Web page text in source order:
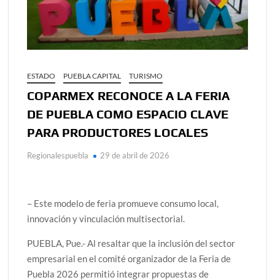
ESTADO PUEBLA CAPITAL TURISMO
COPARMEX RECONOCE A LA FERIA
DE PUEBLA COMO ESPACIO CLAVE
PARA PRODUCTORES LOCALES
Regionalespuebla 29 de abril de 2026
– Este modelo de feria promueve consumo local,
innovación y vinculación multisectorial.
PUEBLA, Pue.- Al resaltar que la inclusión del sector
empresarial en el comité organizador de la Feria de
Puebla 2026 permitió integrar propuestas de